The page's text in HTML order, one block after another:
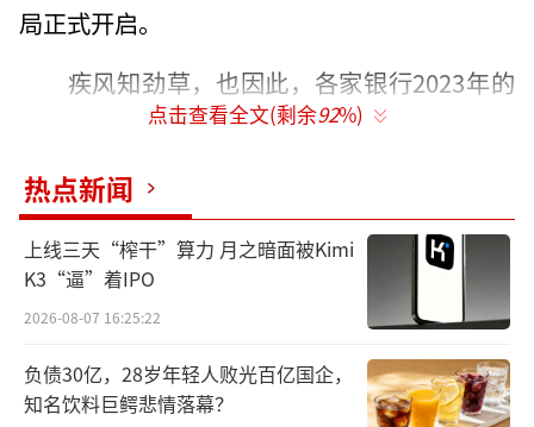
局正式开启。
疾风知劲草，也因此，各家银行2023年的
财报受到了重点关注。胜马财经获悉，3月29
现营业收入2108.31亿元，存款、贷款双双突破
5万亿元。
与此同时，截至去年末，兴业银行总资产
达到了10.16万亿元，同比增长9.62%，首次突
破10万亿元，是继国有“六大行”及招商银行
外第8家总资产达到10万亿级别的商业银行，也
点击查看全文(剩余92%)
热点新闻
上线三天“榨干”算力 月之暗面被Kimi
K3“逼”着IPO
2026-08-07 16:25:22
负债30亿，28岁年轻人败光百亿国企，
知名饮料巨鳄悲情落幕？